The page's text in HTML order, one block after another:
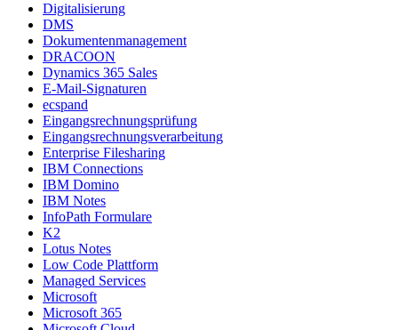
Digitalisierung
DMS
Dokumentenmanagement
DRACOON
Dynamics 365 Sales
E-Mail-Signaturen
ecspand
Eingangsrechnungsprüfung
Eingangsrechnungsverarbeitung
Enterprise Filesharing
IBM Connections
IBM Domino
IBM Notes
InfoPath Formulare
K2
Lotus Notes
Low Code Plattform
Managed Services
Microsoft
Microsoft 365